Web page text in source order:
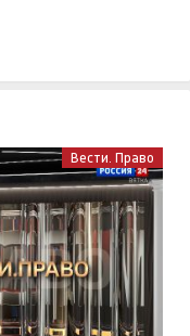
Вести. Право